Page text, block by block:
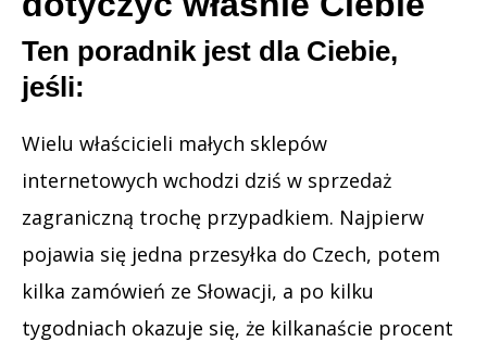
Ten poradnik jest dla Ciebie,
jeśli:
Wielu właścicieli małych sklepów
internetowych wchodzi dziś w sprzedaż
zagraniczną trochę przypadkiem. Najpierw
pojawia się jedna przesyłka do Czech, potem
kilka zamówień ze Słowacji, a po kilku
tygodniach okazuje się, że kilkanaście procent